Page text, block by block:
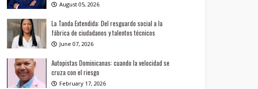
August 05, 2026
La Tanda Extendida: Del resguardo social a la
fábrica de ciudadanos y talentos técnicos
June 07, 2026
Autopistas Dominicanas: cuando la velocidad se
cruza con el riesgo
February 17, 2026